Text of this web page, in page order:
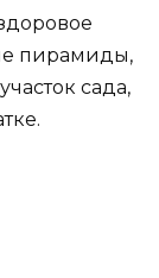
пирамиды,
сада,